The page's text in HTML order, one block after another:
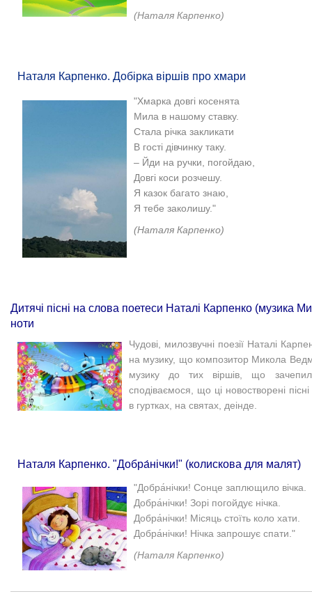
(Наталя Карпенко)
Наталя Карпенко. Добірка віршів про хмари
"Хмарка довгі косенята
Мила в нашому ставку.
Стала річка закликати
В гості дівчинку таку.
– Йди на ручки, погойдаю,
Довгі коси розчешу.
Я казок багато знаю,
Я тебе заколишу."
(Наталя Карпенко)
Дитячі пісні на слова поетеси Наталі Карпенко (музика
ноти
Чудові, милозвучні поезії Наталі
на музику, що композитор​ Микола
музику до тих віршів, що
сподіваємося, що ці новостворені
в гуртках, на святах, деінде.
Наталя Карпенко. "Добра́нічки!" (колискова для малят)
"Добра́нічки! Сонце заплющило вічка.
Добра́нічки! Зорі погойдує нічка.
Добра́нічки! Місяць стоїть коло хати.
Добра́нічки! Нічка запрошує спати."
(Наталя Карпенко)